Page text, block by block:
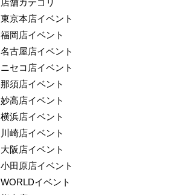
東京本店イベント
福岡店イベント
名古屋店イベント
ニセコ店イベント
那須店イベント
妙高店イベント
横浜店イベント
川崎店イベント
大阪店イベント
小田原店イベント
WORLDイベント